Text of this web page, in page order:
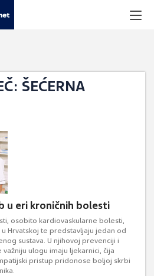
ŠEĆERNA
u eri kroničnih bolesti
osobito kardiovaskularne bolesti,
Hrvatskoj te predstavljaju jedan od
sustava. U njihovoj prevenciji i
ulogu imaju ljekarnici, čija
pristup pridonose boljoj skrbi